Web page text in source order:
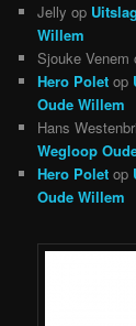
Jelly op
Willem
Sjouke Venem
Hero Polet op
Oude Willem
Hans
Wegloop
Hero Polet op
Oude Willem